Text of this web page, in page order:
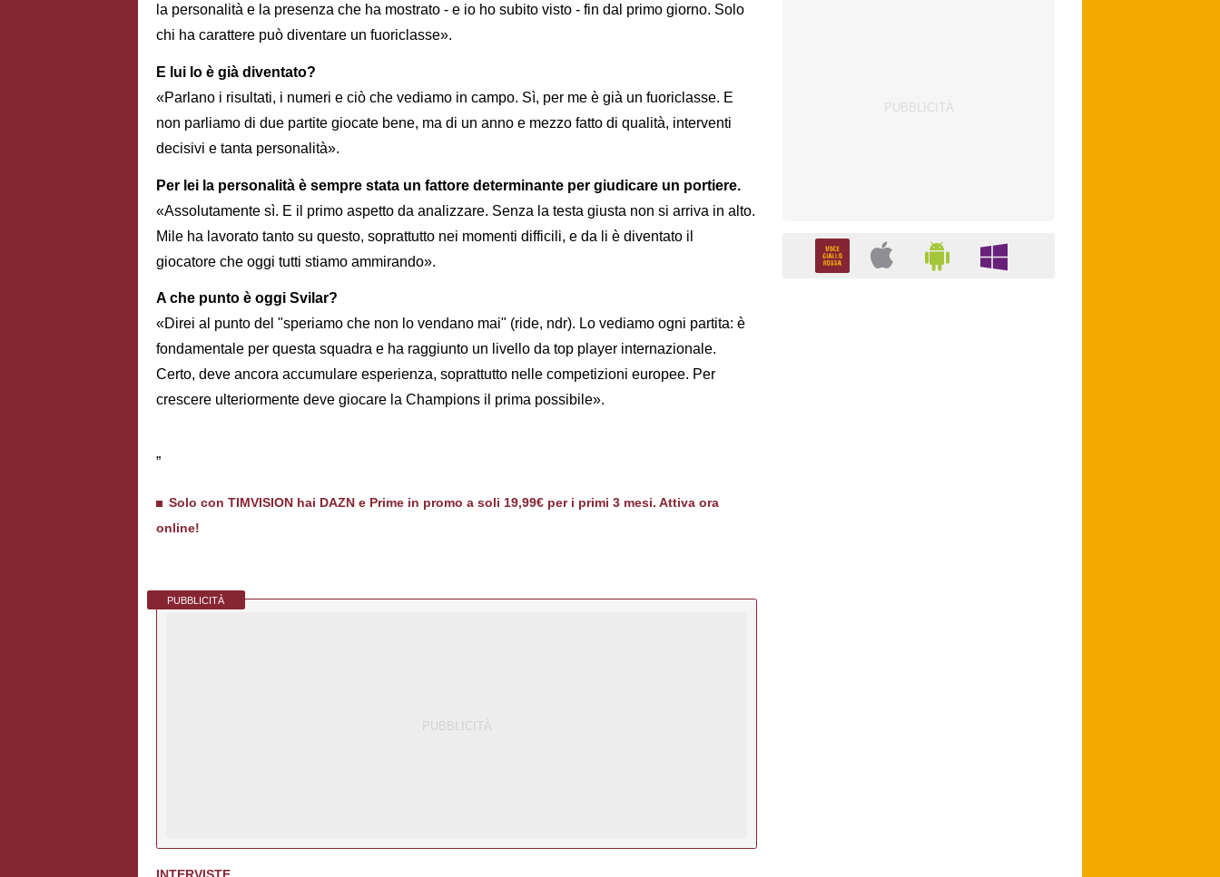
la personalità e la presenza che ha mostrato - e io ho subito visto - fin dal primo giorno. Solo
chi ha carattere può diventare un fuoriclasse».
E lui lo è già diventato?
«Parlano i risultati, i numeri e ciò che vediamo in campo. Sì, per me è già un fuoriclasse. E
non parliamo di due partite giocate bene, ma di un anno e mezzo fatto di qualità, interventi
decisivi e tanta personalità».
Per lei la personalità è sempre stata un fattore determinante per giudicare un portiere.
«Assolutamente sì. E il primo aspetto da analizzare. Senza la testa giusta non si arriva in alto.
Mile ha lavorato tanto su questo, soprattutto nei momenti difficili, e da li è diventato il
giocatore che oggi tutti stiamo ammirando».
A che punto è oggi Svilar?
«Direi al punto del "speriamo che non lo vendano mai" (ride, ndr). Lo vediamo ogni partita: è
fondamentale per questa squadra e ha raggiunto un livello da top player internazionale.
Certo, deve ancora accumulare esperienza, soprattutto nelle competizioni europee. Per
crescere ulteriormente deve giocare la Champions il prima possibile».
”
Solo con TIMVISION hai DAZN e Prime in promo a soli 19,99€ per i primi 3 mesi. Attiva ora
online!
PUBBLICITÀ
INTERVISTE